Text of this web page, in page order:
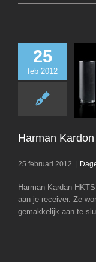
25
feb 2012
Harman
25 februari 2012 |
Harman Kardan
aan je receiver. Ze
gemakkelijk aan te